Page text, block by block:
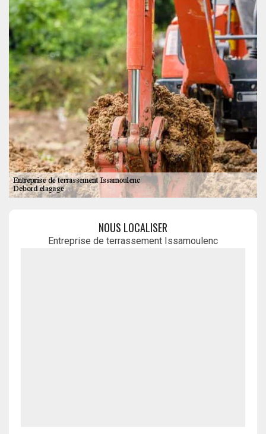
NOUS LOCALISER
Entreprise de terrassement Issamoulenc